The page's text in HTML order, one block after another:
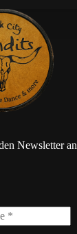
Newsletter an